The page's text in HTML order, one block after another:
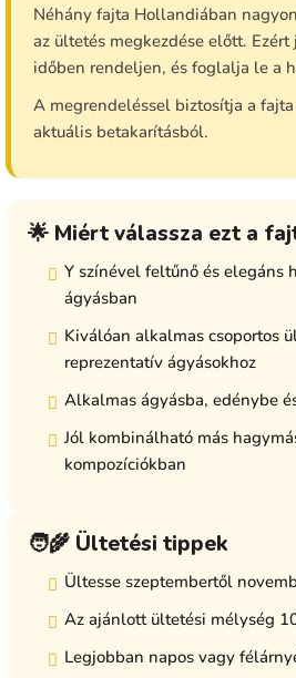
Néhány fajta Hollandiában
az ültetés megkezdése előtt.
időben rendeljen, és foglalja le a
A megrendeléssel biztosítja a
aktuális betakarításból.
🌟 Miért válassza ezt a
Y színével feltűnő és elegáns
ágyásban
Kiválóan alkalmas csoportos
reprezentatív ágyásokhoz
Alkalmas ágyásba, edénybe
Jól kombinálható más
kompozíciókban
🧑‍🌾 Ültetési tippek
Ültesse szeptembertől
Az ajánlott ültetési mélység
Legjobban napos vagy